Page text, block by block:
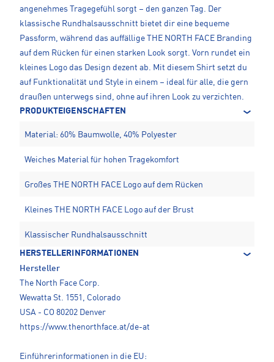
angenehmes Tragegefühl sorgt – den ganzen Tag. Der
klassische Rundhalsausschnitt bietet dir eine bequeme
Passform, während das auffällige THE NORTH FACE Branding
auf dem Rücken für einen starken Look sorgt. Vorn rundet ein
kleines Logo das Design dezent ab. Mit diesem Shirt setzt du
auf Funktionalität und Style in einem – ideal für alle, die gern
draußen unterwegs sind, ohne auf ihren Look zu verzichten.
PRODUKTEIGENSCHAFTEN
Material: 60% Baumwolle, 40% Polyester
Weiches Material für hohen Tragekomfort
Großes THE NORTH FACE Logo auf dem Rücken
Kleines THE NORTH FACE Logo auf der Brust
Klassischer Rundhalsausschnitt
HERSTELLERINFORMATIONEN
Hersteller
The North Face Corp.
Wewatta St. 1551, Colorado
USA - CO 80202 Denver
https://www.thenorthface.at/de-at
Einführerinformationen in die EU: